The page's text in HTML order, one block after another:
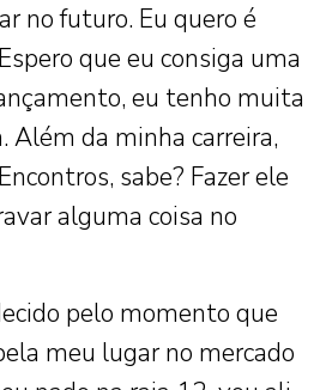
no futuro. Eu quero é
que eu consiga uma
eu tenho muita
Além da minha carreira,
sabe? Fazer ele
alguma coisa no
pelo momento que
meu lugar no mercado